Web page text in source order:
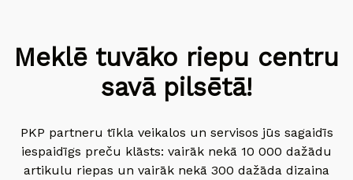
Meklē tuvāko riepu centru
savā pilsētā!
PKP partneru tīkla veikalos un servisos jūs sagaidīs
iespaidīgs preču klāsts: vairāk nekā 10 000 dažādu
artikulu riepas un vairāk nekā 300 dažāda dizaina